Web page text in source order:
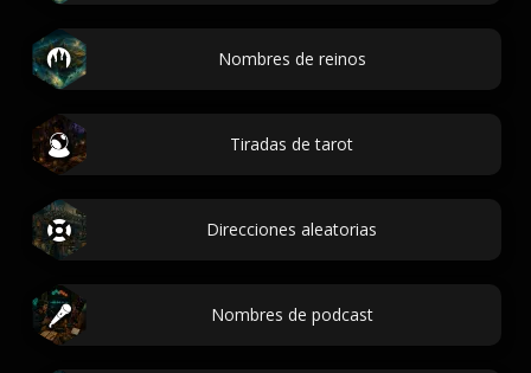
Nombres de reinos
Tiradas de tarot
Direcciones aleatorias
Nombres de podcast